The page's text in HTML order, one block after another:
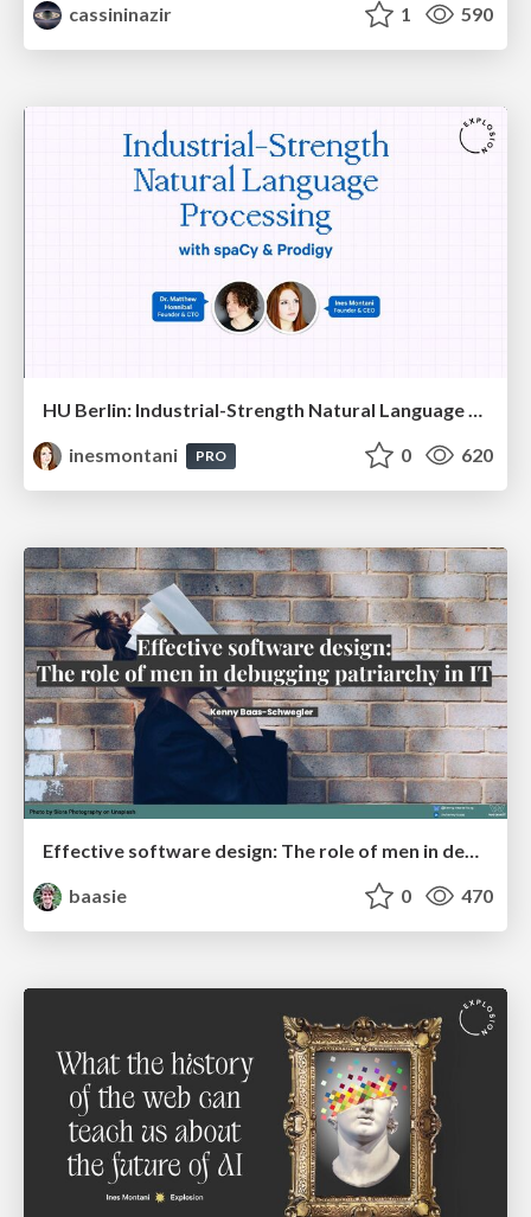
cassininazir
1 590
HU Berlin: Industrial-Strength Natural Language Processing with spaCy and Prodigy
inesmontani
PRO 0 620
Effective software design: The role of men in debugging patriarchy in IT @ Voxxed Days AMS
baasie
0 470